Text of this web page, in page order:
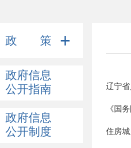
政 策
政府信息
公开指南
政府信息
公开制度
《国
住房